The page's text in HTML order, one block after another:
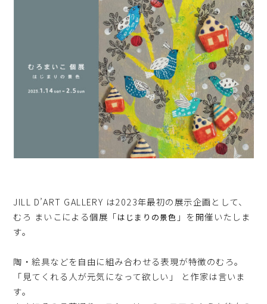
JILL D’ART GALLERY は2023年最初の展示企画として、
むろ まいこによる個展「はじまりの景色 」を開催いたしま
す。
陶・絵具などを自由に組み合わせる表現が特徴のむろ。
「見てくれる人が元気になって欲しい」 と作家は言いま
す。